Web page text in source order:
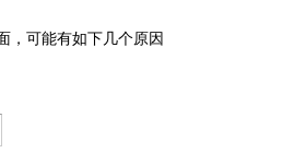
，可能有如下几个原因